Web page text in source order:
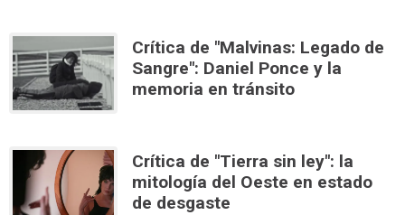
Crítica de "Malvinas: Legado de
Sangre": Daniel Ponce y la
memoria en tránsito
Crítica de "Tierra sin ley": la
mitología del Oeste en estado
de desgaste